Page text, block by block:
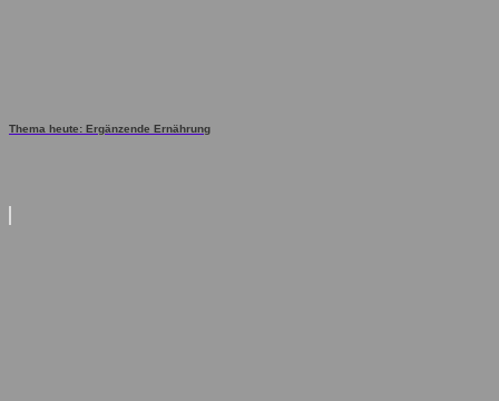
Thema heute: Ergänzende Ernährung